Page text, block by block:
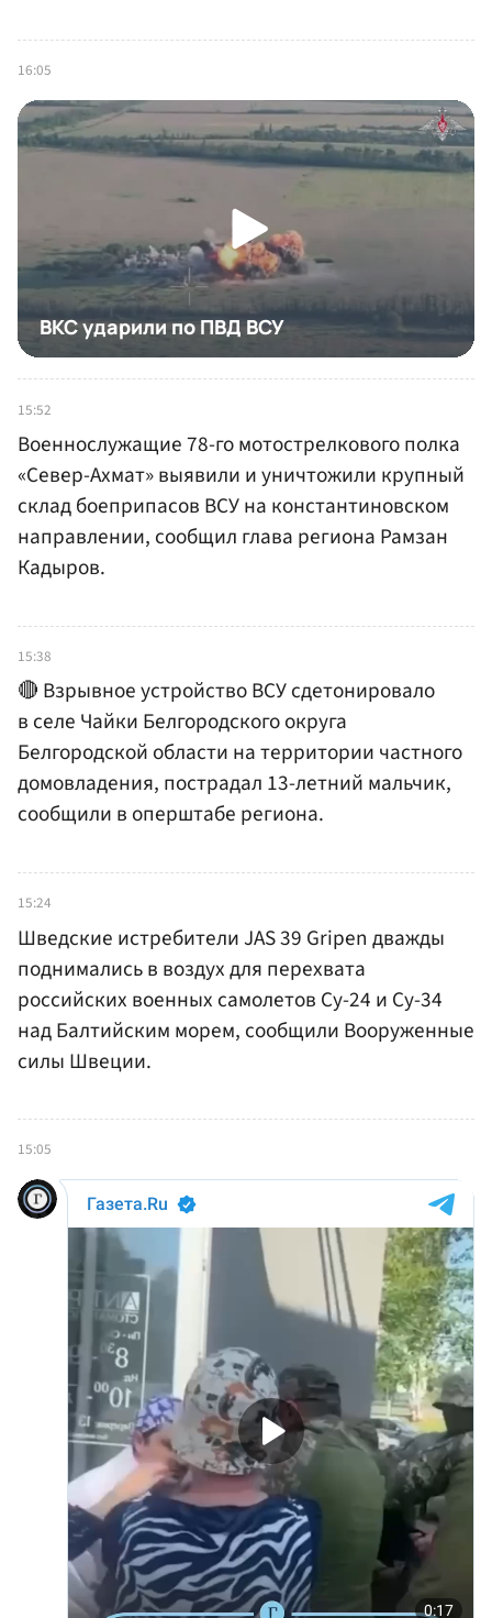
16:05
15:52
Военнослужащие 78-го мотострелкового полка
«Север-Ахмат» выявили и уничтожили крупный
склад боеприпасов ВСУ на константиновском
направлении, сообщил глава региона Рамзан
Кадыров.
15:38
🔴 Взрывное устройство ВСУ сдетонировало
в селе Чайки Белгородского округа
Белгородской области на территории частного
домовладения, пострадал 13-летний мальчик,
сообщили в оперштабе региона.
15:24
Шведские истребители JAS 39 Gripen дважды
поднимались в воздух для перехвата
российских военных самолетов Су-24 и Су-34
над Балтийским морем, сообщили Вооруженные
силы Швеции.
15:05